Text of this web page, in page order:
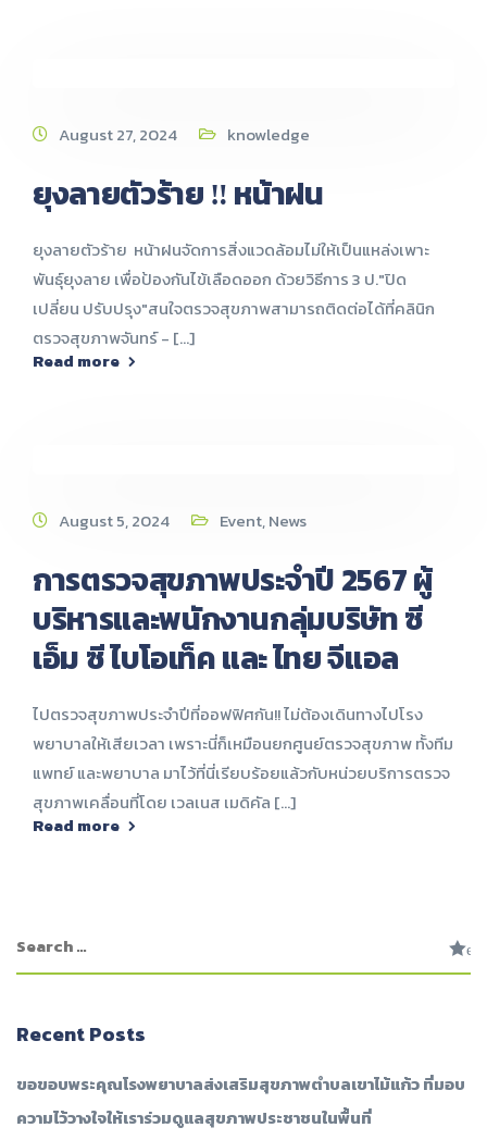
August 27, 2024 knowledge
ยุงลายตัวร้าย ‼️ หน้าฝน
ยุงลายตัวร้าย หน้าฝนจัดการสิ่งแวดล้อมไม่ให้เป็นแหล่งเพาะ
พันธุ์ยุงลาย เพื่อป้องกันไข้เลือดออก ด้วยวิธีการ 3 ป."ปิด
เปลี่ยน ปรับปรุง"สนใจตรวจสุขภาพสามารถติดต่อได้ที่คลินิก
ตรวจสุขภาพจันทร์ - [...]
Read more
August 5, 2024 Event,News
การตรวจสุขภาพประจำปี 2567 ผู้
บริหารและพนักงานกลุ่มบริษัท ซี
เอ็ม ซี ไบโอเท็ค และ ไทย จีแอล
ไปตรวจสุขภาพประจำปีที่ออฟฟิศกัน!! ไม่ต้องเดินทางไปโรง
พยาบาลให้เสียเวลา เพราะนี่ก็เหมือนยกศูนย์ตรวจสุขภาพ ทั้งทีม
แพทย์ และพยาบาล มาไว้ที่นี่เรียบร้อยแล้วกับหน่วยบริการตรวจ
สุขภาพเคลื่อนที่โดย เวลเนส เมดิคัล [...]
Read more
Recent Posts
ขอขอบพระคุณโรงพยาบาลส่งเสริมสุขภาพตำบลเขาไม้แก้ว ที่มอบ
ความไว้วางใจให้เราร่วมดูแลสุขภาพประชาชนในพื้นที่